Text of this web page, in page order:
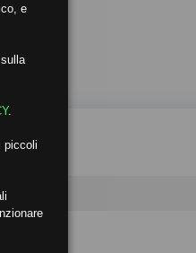
e
.
piccoli